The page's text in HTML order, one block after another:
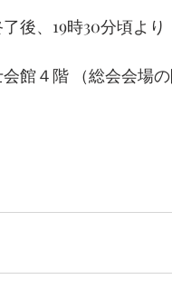
後、19時30分頃より
会館４階 （総会会場